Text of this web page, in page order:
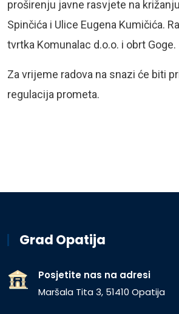
proširenju javne rasvjete na
Spinčića i Ulice Eugena Kumičića.
tvrtka Komunalac d.o.o. i obrt Goge.
Za vrijeme radova na snazi će biti
regulacija prometa.
Grad Opatija
Posjetite nas na adresi
Maršala Tita 3, 51410 Opatija